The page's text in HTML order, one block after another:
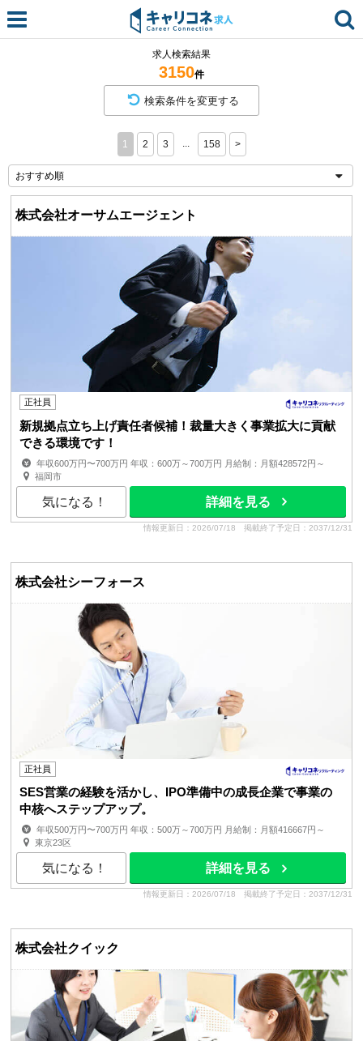
求人検索結果
3150件
検索条件を変更する
1 2 3 158 >
株式会社オーサムエージェント
正社員
新規拠点立ち上げ責任者候補！裁量大きく事業拡大に貢献
できる環境です！
年収600万円〜700万円 年収：600万～700万円 月給制：月額428572円～
賞与：年2回（インセンティブ年4回） 昇給：年2回 ■経験...
福岡市
気になる！ 詳細を見る
情報更新日：2026/07/18 掲載終了予定日：2037/12/31
株式会社シーフォース
正社員
SES営業の経験を活かし、IPO準備中の成長企業で事業の
中核へステップアップ。
年収500万円〜700万円 年収：500万～700万円 月給制：月額416667円～
賞与：原則年1回 ※ただし、業績等による 昇給：原則年2回...
東京23区
気になる！ 詳細を見る
情報更新日：2026/07/18 掲載終了予定日：2037/12/31
株式会社クイック